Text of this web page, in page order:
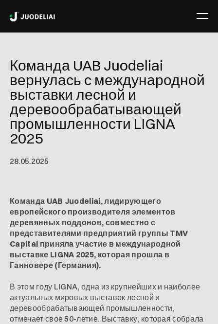
Команда UAB Juodeliai
вернулась с международной
выставки лесной и
деревообрабатывающей
промышленности LIGNA
2025
28.05.2025
Команда UAB Juodeliai, лидирующего
европейского производителя элементов
деревянных поддонов, совместно с
представителями предприятий группы TMV
Capital приняла участие в международной
выставке LIGNA 2025, которая прошла в
Ганновере (Германия).
В этом году LIGNA, одна из крупнейших и наиболее
актуальных мировых выставок лесной и
деревообрабатывающей промышленности,
отмечает свое 50-летие. Выставку, которая собрала